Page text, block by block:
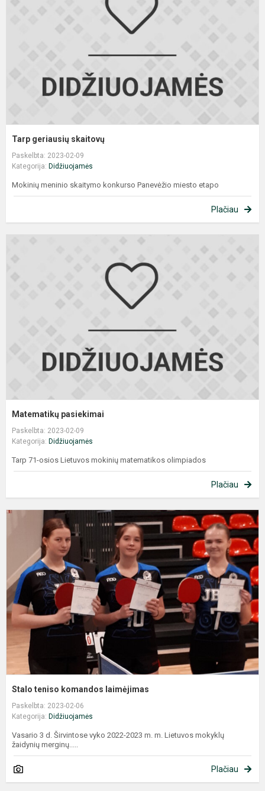
Tarp geriausių skaitovų
Paskelbta: 2023-02-09
Kategorija: Didžiuojamės
Mokinių meninio skaitymo konkurso Panevėžio miesto etapo
Plačiau
Matematikų pasiekimai
Paskelbta: 2023-02-09
Kategorija: Didžiuojamės
Tarp 71-osios Lietuvos mokinių matematikos olimpiados
Plačiau
Stalo teniso komandos laimėjimas
Paskelbta: 2023-02-06
Kategorija: Didžiuojamės
Vasario 3 d. Širvintose vyko 2022-2023 m. m. Lietuvos mokyklų
žaidynių merginų.....
Plačiau